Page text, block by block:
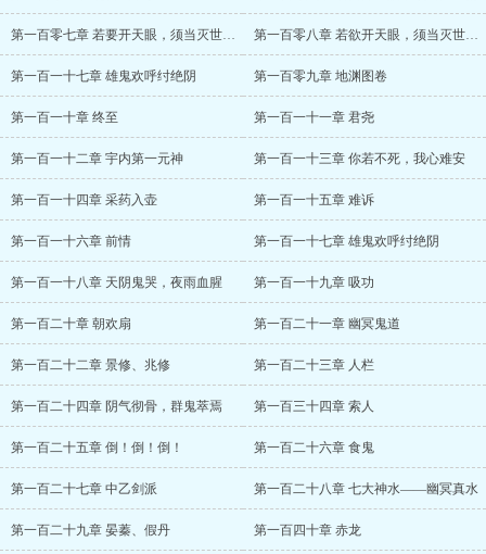
第一百零七章 若要开天眼，须当灭世情（二） 第一百零八章 若欲开天眼，须当灭世情（终）
第一百一十七章 雄鬼欢呼纣绝阴 第一百零九章 地渊图卷
第一百一十章 终至 第一百一十一章 君尧
第一百一十二章 宇内第一元神 第一百一十三章 你若不死，我心难安
第一百一十四章 采药入壶 第一百一十五章 难诉
第一百一十六章 前情 第一百一十七章 雄鬼欢呼纣绝阴
第一百一十八章 天阴鬼哭，夜雨血腥 第一百一十九章 吸功
第一百二十章 朝欢扇 第一百二十一章 幽冥鬼道
第一百二十二章 景修、兆修 第一百二十三章 人栏
第一百二十四章 阴气彻骨，群鬼萃焉 第一百三十四章 索人
第一百二十五章 倒！倒！倒！ 第一百二十六章 食鬼
第一百二十七章 中乙剑派 第一百二十八章 七大神水——幽冥真水
第一百二十九章 晏蓁、假丹 第一百四十章 赤龙